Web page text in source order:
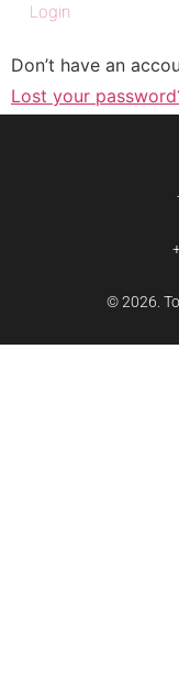
Don’t have an
Lost your
© 2026.